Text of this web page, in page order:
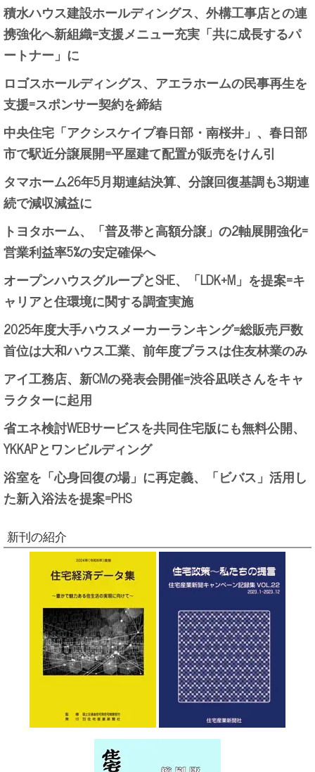
積水ハウス建設ホールディングス、外構工事店との連
携強化へ新組織=支援メニュー充実「共に成長するパ
ートナー」に
ロゴスホールディングス、アエラホームの民事再生を
支援=スポンサー契約を締結
中央住宅「アクシスケイプ春日部・南桜井」、春日部
市で駅近分譲展開=平屋建て配置が販売をけん引
タマホーム26年5月期連結決算、分譲回復基調も3期連
続で減収減益に
トヨタホーム、「普及帯と高額分譲」の2軸展開強化=
営業利益率5%の安定確保へ
オープンハウスグループとSHE、「LDK+M」を提案=キ
ャリアと住環境に関する調査実施
2025年度大手ハウスメーカーランキング=総販売戸数
首位は大和ハウス工業、前年度プラスは住友林業のみ
アイ工務店、新CMの発表会開催=渋谷凪咲さんをキャ
ラクターに起用
省エネ検討WEBサービスを共同住宅版にも無料公開、
YKKAPとワンビルディング
浴室を「心身回復の場」に再定義、「ビバス」活用し
た新入浴法を提案=PHS
新刊の紹介